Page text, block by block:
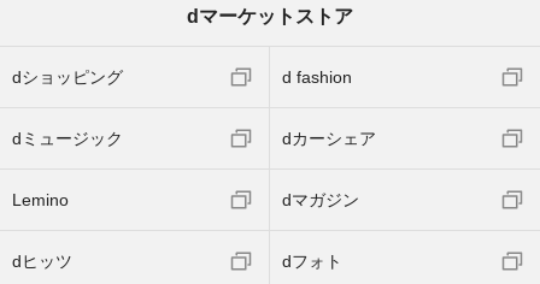
dマーケットストア
dショッピング d fashion
dミュージック dカーシェア
Lemino dマガジン
dヒッツ dフォト